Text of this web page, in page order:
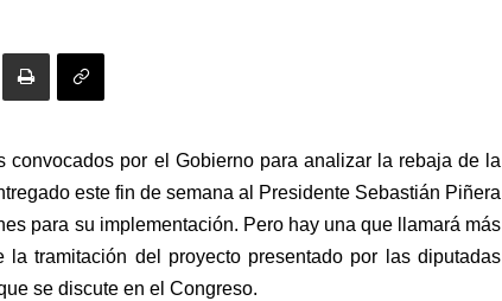
convocados por el Gobierno para analizar la rebaja de la
este fin de semana al Presidente Sebastián Piñera
para su implementación. Pero hay una que llamará más
la tramitación del proyecto presentado por las diputadas
se discute en el Congreso.